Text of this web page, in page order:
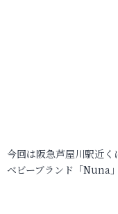
今回は阪急芦屋川駅近
ベビーブランド「Nuna